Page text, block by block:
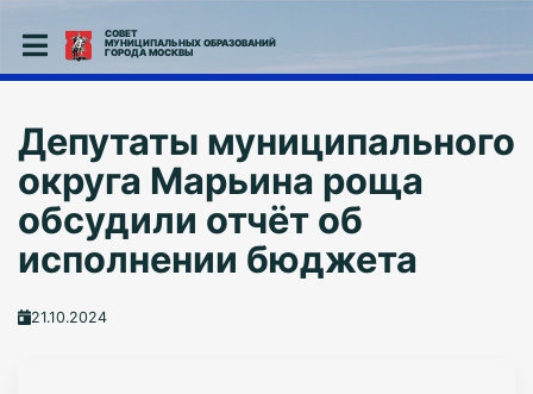
СОВЕТ
МУНИЦИПАЛЬНЫХ ОБРАЗОВАНИЙ
ГОРОДА МОСКВЫ
Депутаты муниципального
округа Марьина роща
обсудили отчёт об
исполнении бюджета
21.10.2024